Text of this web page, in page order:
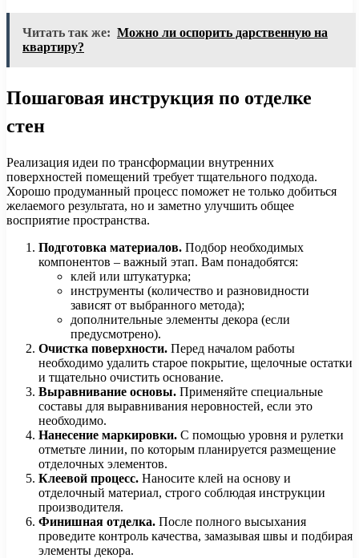
Читать так же: Можно ли оспорить дарственную на
квартиру?
Пошаговая инструкция по отделке
стен
Реализация идеи по трансформации внутренних
поверхностей помещений требует тщательного подхода.
Хорошо продуманный процесс поможет не только добиться
желаемого результата, но и заметно улучшить общее
восприятие пространства.
Подготовка материалов. Подбор необходимых
компонентов – важный этап. Вам понадобятся:
клей или штукатурка;
инструменты (количество и разновидности
зависят от выбранного метода);
дополнительные элементы декора (если
предусмотрено).
Очистка поверхности. Перед началом работы
необходимо удалить старое покрытие, щелочные остатки
и тщательно очистить основание.
Выравнивание основы. Применяйте специальные
составы для выравнивания неровностей, если это
необходимо.
Нанесение маркировки. С помощью уровня и рулетки
отметьте линии, по которым планируется размещение
отделочных элементов.
Клеевой процесс. Наносите клей на основу и
отделочный материал, строго соблюдая инструкции
производителя.
Финишная отделка. После полного высыхания
проведите контроль качества, замазывая швы и подбирая
элементы декора.